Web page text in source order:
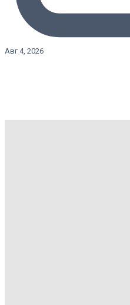
Авг 4, 2026